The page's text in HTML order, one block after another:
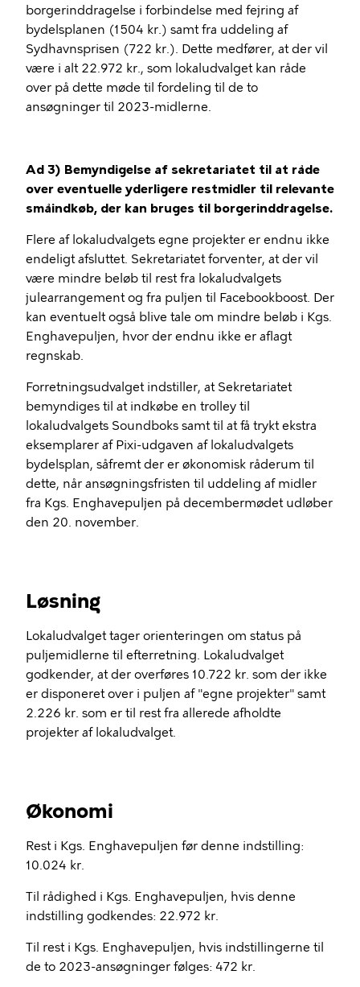
borgerinddragelse i forbindelse med fejring af
bydelsplanen (1504 kr.) samt fra uddeling af
Sydhavnsprisen (722 kr.). Dette medfører, at der vil
være i alt 22.972 kr., som lokaludvalget kan råde
over på dette møde til fordeling til de to
ansøgninger til 2023-midlerne.
Ad 3) Bemyndigelse af sekretariatet til at råde
over eventuelle yderligere restmidler til relevante
småindkøb, der kan bruges til borgerinddragelse.
Flere af lokaludvalgets egne projekter er endnu ikke
endeligt afsluttet. Sekretariatet forventer, at der vil
være mindre beløb til rest fra lokaludvalgets
julearrangement og fra puljen til Facebookboost. Der
kan eventuelt også blive tale om mindre beløb i Kgs.
Enghavepuljen, hvor der endnu ikke er aflagt
regnskab.
Forretningsudvalget indstiller, at Sekretariatet
bemyndiges til at indkøbe en trolley til
lokaludvalgets Soundboks samt til at få trykt ekstra
eksemplarer af Pixi-udgaven af lokaludvalgets
bydelsplan, såfremt der er økonomisk råderum til
dette, når ansøgningsfristen til uddeling af midler
fra Kgs. Enghavepuljen på decembermødet udløber
den 20. november.
Løsning
Lokaludvalget tager orienteringen om status på
puljemidlerne til efterretning. Lokaludvalget
godkender, at der overføres 10.722 kr. som der ikke
er disponeret over i puljen af "egne projekter" samt
2.226 kr. som er til rest fra allerede afholdte
projekter af lokaludvalget.
Økonomi
Rest i Kgs. Enghavepuljen før denne indstilling:
10.024 kr.
Til rådighed i Kgs. Enghavepuljen, hvis denne
indstilling godkendes: 22.972 kr.
Til rest i Kgs. Enghavepuljen, hvis indstillingerne til
de to 2023-ansøgninger følges: 472 kr.